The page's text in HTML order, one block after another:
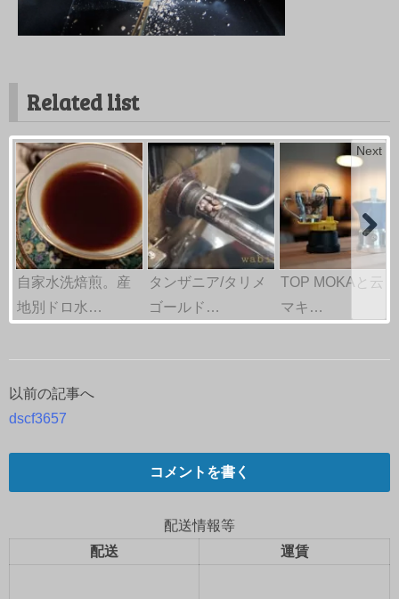
Related list
自家水洗焙煎。産
地別ドロ水…
タンザニア/タリメ
ゴールド…
TOP MOKAと云う
マキ…
Next
投
以前の記事へ
dscf3657
コメントを書く
配送情報等
配送
運賃